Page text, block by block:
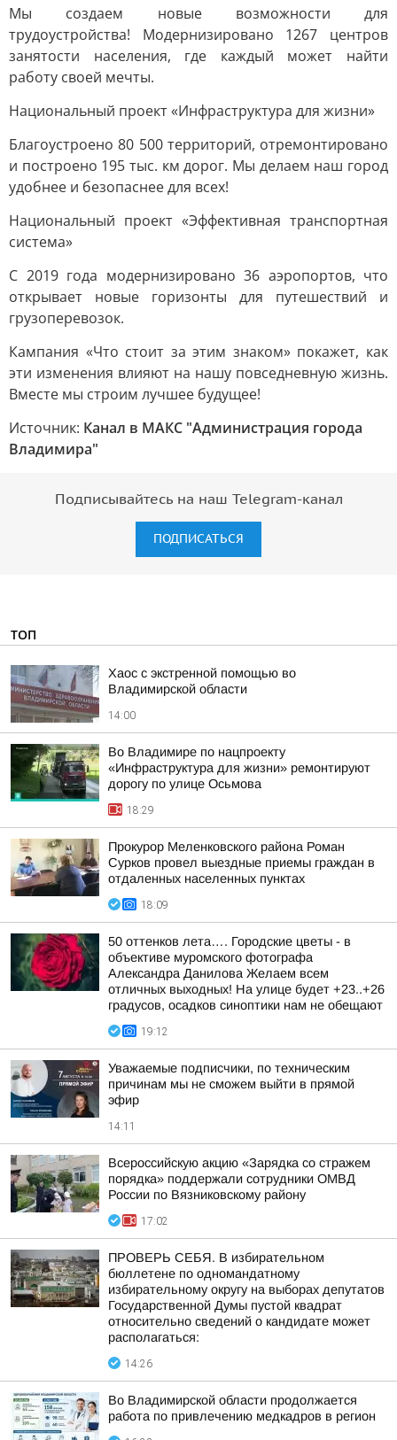
Мы создаем новые возможности для
трудоустройства! Модернизировано 1267 центров
занятости населения, где каждый может найти
работу своей мечты.
Национальный проект «Инфраструктура для жизни»
Благоустроено 80 500 территорий, отремонтировано
и построено 195 тыс. км дорог. Мы делаем наш город
удобнее и безопаснее для всех!
Национальный проект «Эффективная транспортная
система»
С 2019 года модернизировано 36 аэропортов, что
открывает новые горизонты для путешествий и
грузоперевозок.
Кампания «Что стоит за этим знаком» покажет, как
эти изменения влияют на нашу повседневную жизнь.
Вместе мы строим лучшее будущее!
Источник: Канал в МАКС "Администрация города
Владимира"
Подписывайтесь на наш Telegram-канал
ПОДПИСАТЬСЯ
ТОП
Хаос с экстренной помощью во
Владимирской области
14:00
Во Владимире по нацпроекту
«Инфраструктура для жизни» ремонтируют
дорогу по улице Осьмова
18:29
Прокурор Меленковского района Роман
Сурков провел выездные приемы граждан в
отдаленных населенных пунктах
18:09
50 оттенков лета…. Городские цветы - в
объективе муромского фотографа
Александра Данилова Желаем всем
отличных выходных! На улице будет +23..+26
градусов, осадков синоптики нам не обещают
19:12
Уважаемые подписчики, по техническим
причинам мы не сможем выйти в прямой
эфир
14:11
Всероссийскую акцию «Зарядка со стражем
порядка» поддержали сотрудники ОМВД
России по Вязниковскому району
17:02
ПРОВЕРЬ СЕБЯ. В избирательном
бюллетене по одномандатному
избирательному округу на выборах депутатов
Государственной Думы пустой квадрат
относительно сведений о кандидате может
располагаться:
14:26
Во Владимирской области продолжается
работа по привлечению медкадров в регион